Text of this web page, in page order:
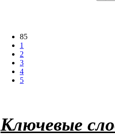
85
1
2
3
4
5
Ключевые